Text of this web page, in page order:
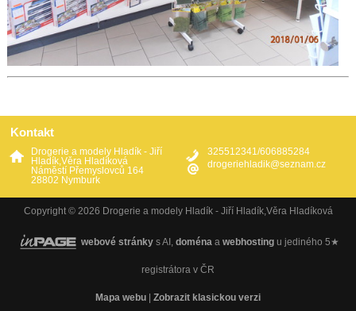
Kontakt
Drogerie a modely Hladík - Jiří
Hladík,Věra Hladíková
Náměstí Přemyslovců 164
28802 Nymburk
325512341/606885284
drogeriehladik@seznam.cz
Copyright © 2026 Drogerie a modely Hladík - Jiří Hladík,Věra Hladíková
webové stránky s AI, doména a webhosting u jediného 5★
registrátora v ČR
Mapa webu Zobrazit klasickou verzi